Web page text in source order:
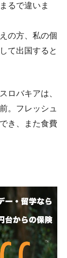
るで違いま
の方、私の個
て出国すると
ロバキアは、
。フレッシュ
き、また食費